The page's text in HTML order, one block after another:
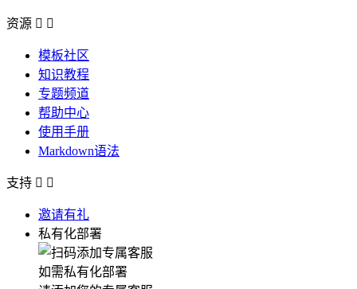
资源  
模板社区
知识教程
专题频道
帮助中心
使用手册
Markdown语法
支持  
邀请有礼
私有化部署
如需私有化部署